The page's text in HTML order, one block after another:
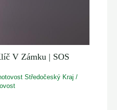
V Zámku | SOS
Středočeský Kraj /